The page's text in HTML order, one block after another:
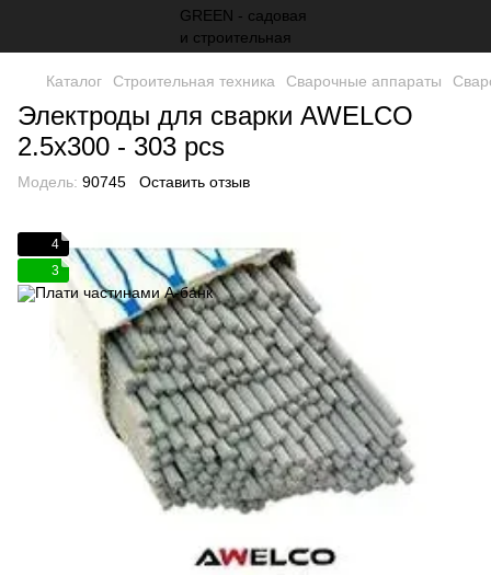
Каталог Строительная техника Сварочные аппараты
Электроды для сварки AWELCO
2.5x300 - 303 pcs
Модель: 90745 Оставить отзыв
4
3